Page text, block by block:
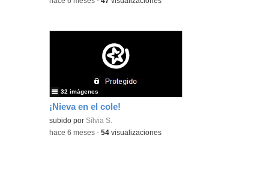
¡Nieva en el cole!
subido por Sílvia S.
32 imágenes
-hace 6 meses -54 visualizaciones